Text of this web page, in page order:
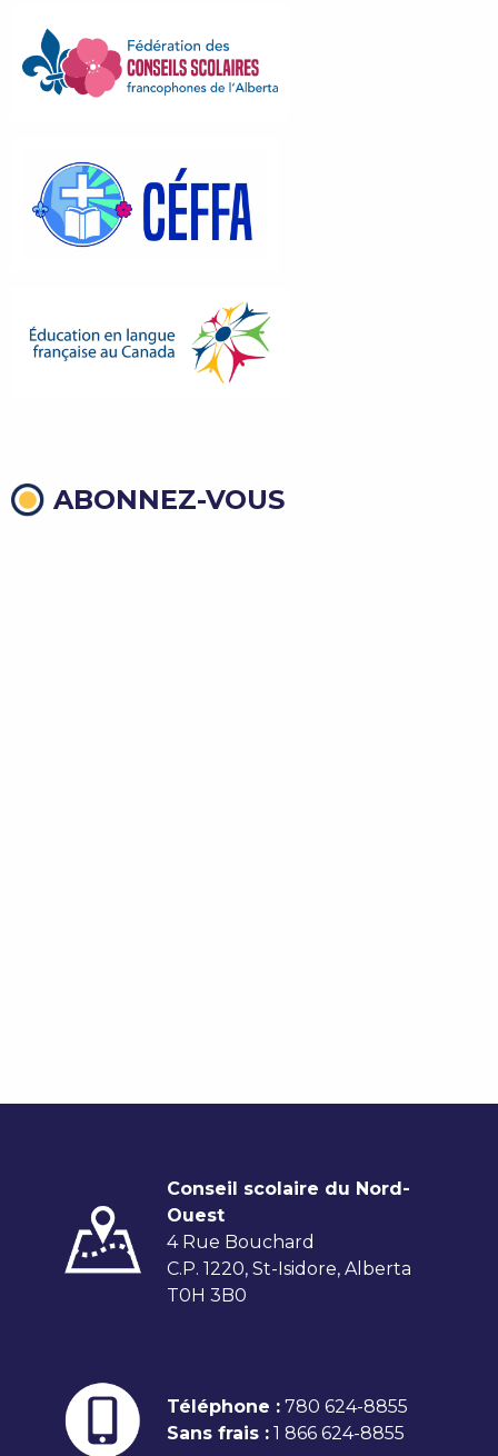
ABONNEZ-VOUS
Conseil scolaire du Nord-
Ouest
4 Rue Bouchard
C.P. 1220, St-Isidore, Alberta
T0H 3B0
Téléphone : 780 624-8855
Sans frais : 1 866 624-8855